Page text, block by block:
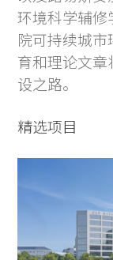
环境科学辅修
院可持续城
育和理论文章
设之路。
精选项目